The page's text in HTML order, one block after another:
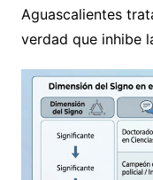
Aguascalientes
verdad que inhibe